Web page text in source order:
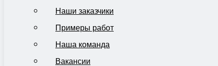
Наши заказчики
Примеры работ
Наша команда
Вакансии